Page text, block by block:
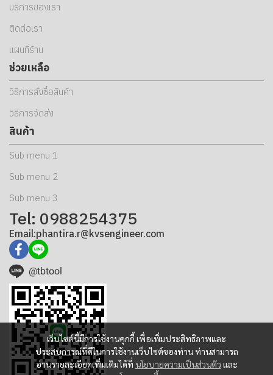
เว็บไซต์นี้มีการใช้งานคุกกี้ เพื่อเพิ่มประสิทธิภาพและ
ประสบการณ์ที่ดีในการใช้งานเว็บไซต์ของท่าน ท่านสามารถ
อ่านรายละเอียดเพิ่มเติมได้ที่ นโยบายความเป็นส่วนตัว และ
บริการของเรา
ติดต่อเรา
แผนที่ร้าน
ช่วยเหลือ
วิธีการสั่งซื้อสินค้า
วิธีการจัดส่ง
สินค้า
Sub menu 1
Sub menu 2
Sub menu 3
Tel: 0988254375
Email:phantira.r@kvsengineer.com
@tbtool